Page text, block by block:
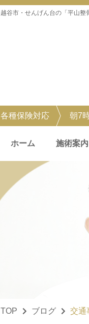
越谷市・せんげん台の「平山
各種保険対応 朝7
ホーム 施術案内
TOP ブログ 交通